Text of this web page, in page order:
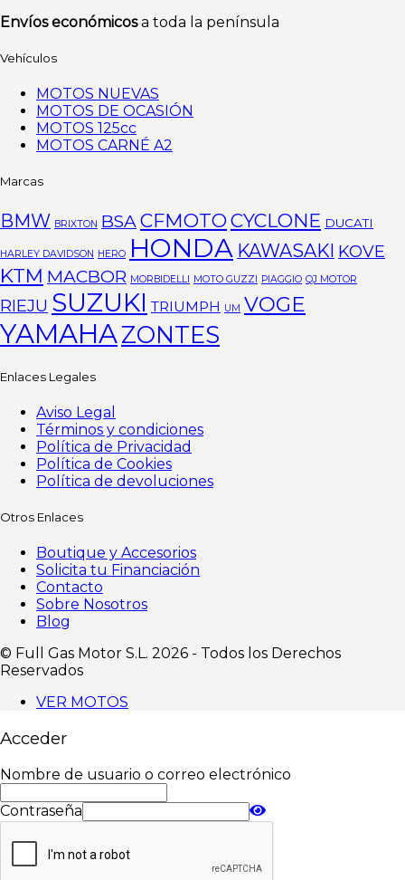
producto
Envíos económicosa toda la península
Vehículos
MOTOS NUEVAS
MOTOS DE OCASIÓN
MOTOS 125cc
MOTOS CARNÉ A2
Marcas
BMW BRIXTON BSACFMOTOCYCLONE DUCATI
HARLEY DAVIDSON HERO HONDA KAWASAKI KOVE
KTM MACBOR MORBIDELLI MOTO GUZZI PIAGGIO QJ MOTOR
RIEJU SUZUKI TRIUMPH UM VOGE
YAMAHAZONTES
Enlaces Legales
Aviso Legal
Términos y condiciones
Política de Privacidad
Política de Cookies
Política de devoluciones
Otros Enlaces
Boutique y Accesorios
Solicita tu Financiación
Contacto
Sobre Nosotros
Blog
©️ Full Gas Motor S.L. 2026 - Todos los Derechos
Reservados
VER MOTOS
Acceder
Nombre de usuario o correo electrónico
Contraseña